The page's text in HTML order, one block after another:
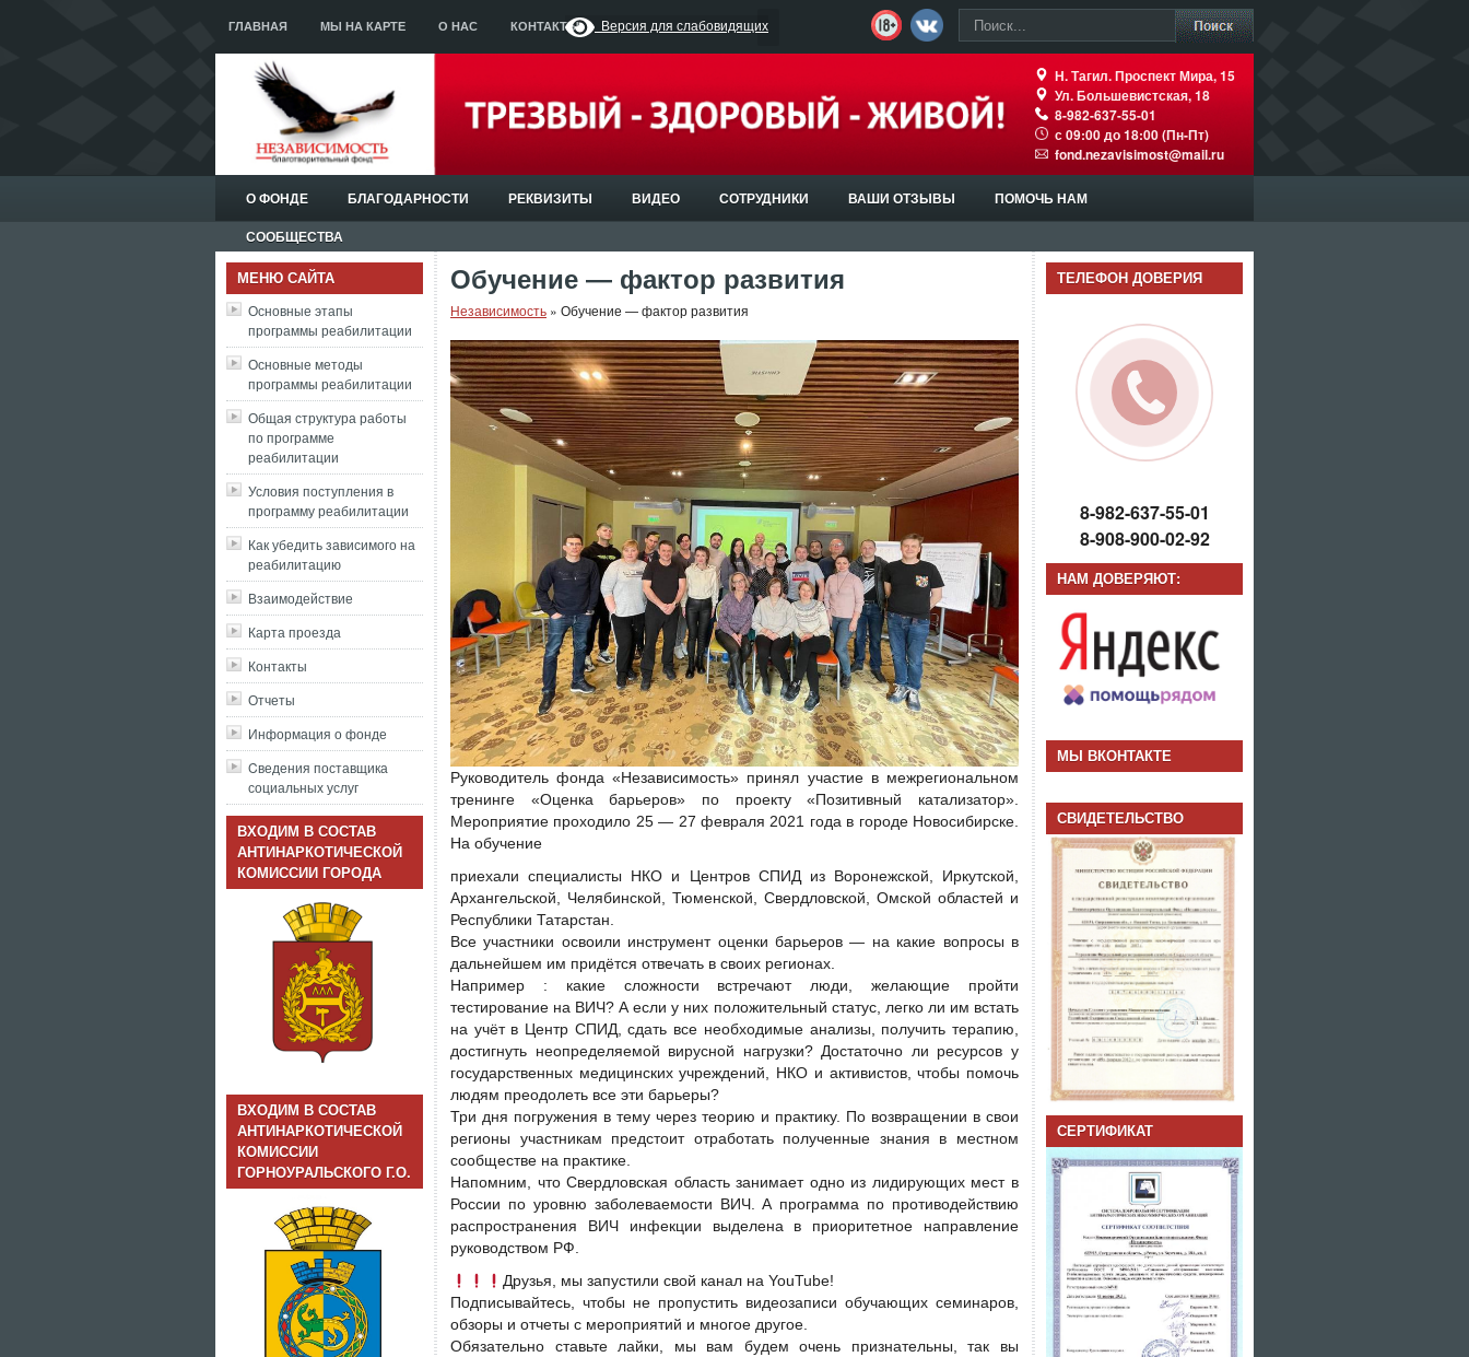
ГЛАВНАЯ МЫ НА КАРТЕ О НАС КОНТАКТЫ Версия для слабовидящих
Н. Тагил. Проспект Мира, 15
Ул. Большевистская, 18
8-982-637-55-01
с 09:00 до 18:00 (Пн-Пт)
fond.nezavisimost@mail.ru
О ФОНДЕ БЛАГОДАРНОСТИ РЕКВИЗИТЫ ВИДЕО СОТРУДНИКИ ВАШИ ОТЗЫВЫ
ПОМОЧЬ НАМ
СООБЩЕСТВА
МЕНЮ САЙТА
Основные этапы
программы реабилитации
Основные методы
программы реабилитации
Общая структура работы
по программе
реабилитации
Условия поступления в
программу реабилитации
Как убедить зависимого на
реабилитацию
Взаимодействие
Карта проезда
Контакты
Отчеты
Информация о фонде
Cведения поставщика
социальных услуг
ВХОДИМ В СОСТАВ
АНТИНАРКОТИЧЕСКОЙ
КОМИССИИ ГОРОДА
ВХОДИМ В СОСТАВ
АНТИНАРКОТИЧЕСКОЙ
КОМИССИИ
ГОРНОУРАЛЬСКОГО Г.О.
Обучение — фактор развития
Независимость » Обучение — фактор развития
Руководитель фонда «Независимость» принял участие в межрегиональном
тренинге «Оценка барьеров» по проекту «Позитивный катализатор».
Мероприятие проходило 25 — 27 февраля 2021 года в городе Новосибирске.
На обучение
приехали специалисты НКО и Центров СПИД из Воронежской, Иркутской,
Архангельской, Челябинской, Тюменской, Свердловской, Омской областей и
Республики Татарстан.
Все участники освоили инструмент оценки барьеров — на какие вопросы в
дальнейшем им придётся отвечать в своих регионах.
Например : какие сложности встречают люди, желающие пройти
тестирование на ВИЧ? А если у них положительный статус, легко ли им встать
на учёт в Центр СПИД, сдать все необходимые анализы, получить терапию,
достигнуть неопределяемой вирусной нагрузки? Достаточно ли ресурсов у
государственных медицинских учреждений, НКО и активистов, чтобы помочь
людям преодолеть все эти барьеры?
Три дня погружения в тему через теорию и практику. По возвращении в свои
регионы участникам предстоит отработать полученные знания в местном
сообществе на практике.
Напомним, что Свердловская область занимает одно из лидирующих мест в
России по уровню заболеваемости ВИЧ. А программа по противодействию
распространения ВИЧ инфекции выделена в приоритетное направление
руководством РФ.
Друзья, мы запустили свой канал на YouTube!
Подписывайтесь, чтобы не пропустить видеозаписи обучающих семинаров,
обзоры и отчеты с мероприятий и многое другое.
Обязательно ставьте лайки, мы вам будем очень признательны, так вы
ТЕЛЕФОН ДОВЕРИЯ
8-982-637-55-01
8-908-900-02-92
НАМ ДОВЕРЯЮТ:
МЫ ВКОНТАКТЕ
СВИДЕТЕЛЬСТВО
СЕРТИФИКАТ